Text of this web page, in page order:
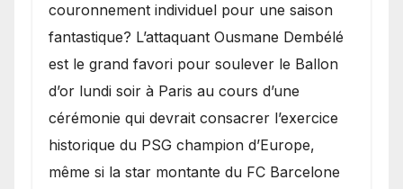
couronnement individuel pour une saison
fantastique? L’attaquant Ousmane Dembélé
est le grand favori pour soulever le Ballon
d’or lundi soir à Paris au cours d’une
cérémonie qui devrait consacrer l’exercice
historique du PSG champion d’Europe,
même si la star montante du FC Barcelone